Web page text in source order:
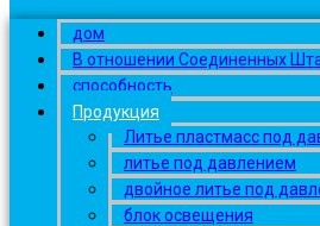
дом
В отношении Соединенных
способность
Продукция
Литье пластмасс под
литье под давлением
двойное литье под
блок освещения